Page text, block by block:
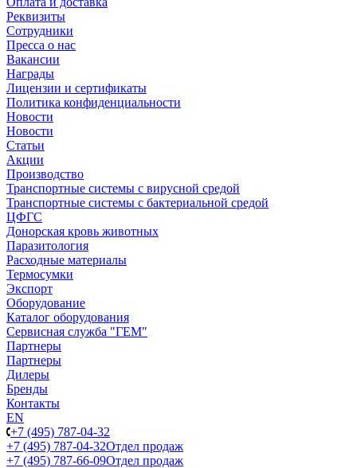
Реквизиты
Сотрудники
Пресса о нас
Вакансии
Награды
Лицензии и сертификаты
Политика конфиденциальности
Новости
Новости
Статьи
Акции
Производство
Транспортные системы с вирусной средой
Транспортные системы с бактериальной средой
ЦФГС
Донорская кровь животных
Паразитология
Расходные материалы
Термосумки
Экспорт
Оборудование
Каталог оборудования
Сервисная служба "ГЕМ"
Партнеры
Партнеры
Дилеры
Бренды
Контакты
EN
+7 (495) 787-04-32
+7 (495) 787-04-32Отдел продаж
+7 (495) 787-66-09Отдел продаж